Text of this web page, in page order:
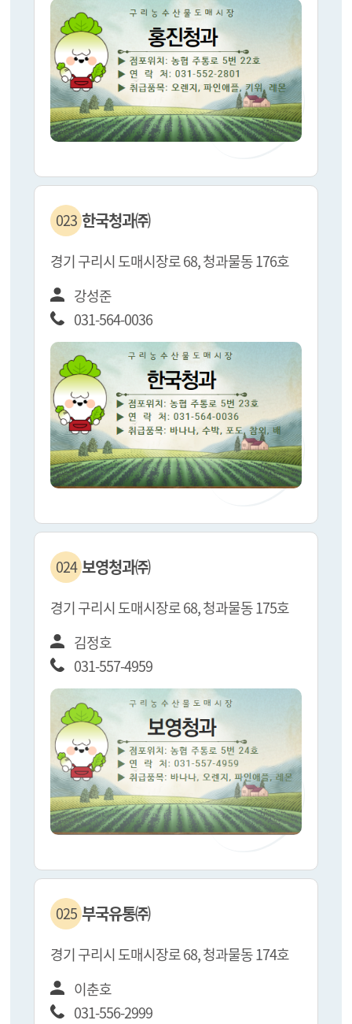
023 한국청과㈜
경기 구리시 도매시장로 68, 청과물동 176호
강성준
031-564-0036
024 보영청과㈜
경기 구리시 도매시장로 68, 청과물동 175호
김정호
031-557-4959
025 부국유통㈜
경기 구리시 도매시장로 68, 청과물동 174호
이춘호
031-556-2999